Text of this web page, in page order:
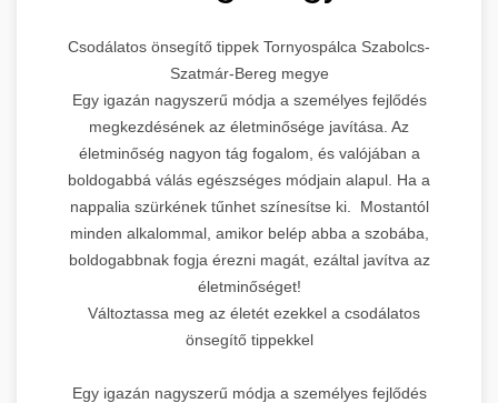
Csodálatos önsegítő tippek Tornyospálca Szabolcs-
Szatmár-Bereg megye
Egy igazán nagyszerű módja a személyes fejlődés
megkezdésének az életminősége javítása. Az
életminőség nagyon tág fogalom, és valójában a
boldogabbá válás egészséges módjain alapul. Ha a
nappalia szürkének tűnhet színesítse ki. Mostantól
minden alkalommal, amikor belép abba a szobába,
boldogabbnak fogja érezni magát, ezáltal javítva az
életminőséget!
Változtassa meg az életét ezekkel a csodálatos
önsegítő tippekkel
Egy igazán nagyszerű módja a személyes fejlődés